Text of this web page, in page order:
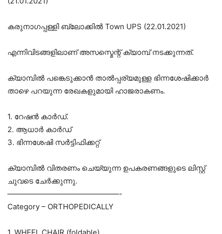
കരുനാഗപ്പള്ളി ബ്ലോക്കിൽ Town UPS (22.01.2021)
എന്നിവിടങ്ങളിലാണ് അസസ്മെന്റ് ക്യാമ്പ് നടക്കുന്നത്.
ക്യാമ്പിൽ പങ്കെടുക്കാൻ താൽപ്പര്യമുള്ള ഭിന്നശേഷിക്കാർ
താഴെ പറയുന്ന രേഖകളുമായി ഹാജരാകണം.
1. റേഷൻ കാർഡ്.
2. ആധാർ കാർഡ്
3. ഭിന്നശേഷി സർട്ടിഫിക്കറ്റ്
ക്യാമ്പിൽ വിതരണം ചെയ്യുന്ന ഉപകരണങ്ങളുടെ ലിസ്റ്റ്
ചുവടെ ചേർക്കുന്നു.
———————————————-
Category – ORTHOPEDICALLY